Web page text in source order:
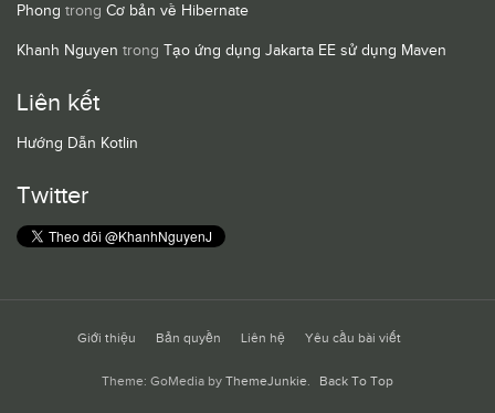
Phong trong Cơ bản về Hibernate
Khanh Nguyen trong Tạo ứng dụng Jakarta EE sử dụng Maven
Liên kết
Hướng Dẫn Kotlin
Twitter
Giới thiệu Bản quyền Liên hệ Yêu cầu bài viết
Theme: GoMedia by ThemeJunkie. Back To Top